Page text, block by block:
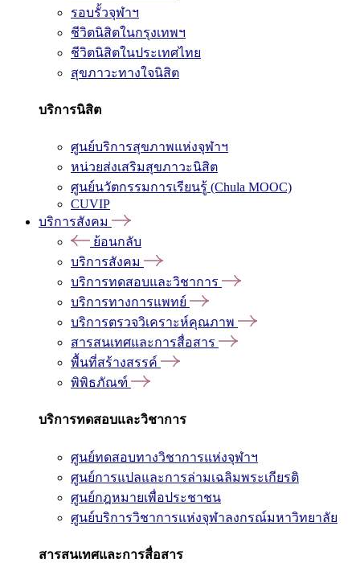
รอบรั้วจุฬาฯ
ชีวิตนิสิตในกรุงเทพฯ
ชีวิตนิสิตในประเทศไทย
สุขภาวะทางใจนิสิต
บริการนิสิต
ศูนย์บริการสุขภาพแห่งจุฬาฯ
หน่วยส่งเสริมสุขภาวะนิสิต
ศูนย์นวัตกรรมการเรียนรู้ (Chula MOOC)
CUVIP
บริการสังคม
ย้อนกลับ
บริการสังคม
บริการทดสอบและวิชาการ
บริการทางการแพทย์
บริการตรวจวิเคราะห์คุณภาพ
สารสนเทศและการสื่อสาร
พื้นที่สร้างสรรค์
พิพิธภัณฑ์
บริการทดสอบและวิชาการ
ศูนย์ทดสอบทางวิชาการแห่งจุฬาฯ
ศูนย์การแปลและการล่ามเฉลิมพระเกียรติ
ศูนย์กฎหมายเพื่อประชาชน
ศูนย์บริการวิชาการแห่งจุฬาลงกรณ์มหาวิทยาลัย
สารสนเทศและการสื่อสาร